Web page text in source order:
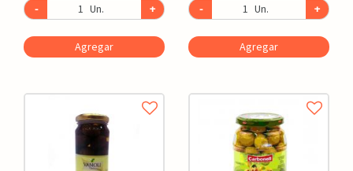
-
Un. +
Agregar
- Un. +
Agregar